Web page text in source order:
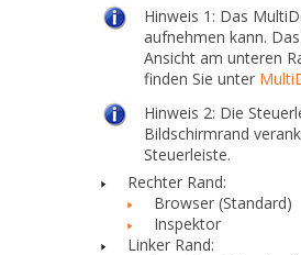
Hinweis 1: Das
aufnehmen kann.
Ansicht am unteren
finden Sie unter
Hinweis 2: Die
Bildschirmrand
Steuerleiste.
Rechter Rand:
Browser (Standard)
Inspektor
Linker Rand: